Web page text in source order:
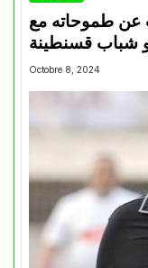
عن طموحاته مع
و شباب قسنطينة
Octobre 8, 2024